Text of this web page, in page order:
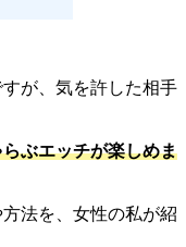
が、気を許した相手
ぶエッチが楽しめま
法を、女性の私が紹